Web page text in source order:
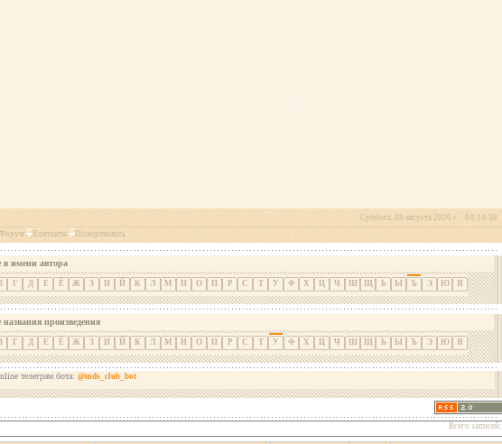
04:14:38
Суббота, 08 августа 2026 г.
Форум
Контакты Пожертвовать
в имени автора
Г Д Е Ё Ж З И Й К Л М Н О П Р С Т У Ф Х Ц Ч Ш Щ Ь Ы Ъ Э Ю Я
произведения
Г Д Е Ё Ж З И Й К Л М Н О П Р С Т У Ф Х Ц Ч Ш Щ Ь Ы Ъ Э Ю Я
телеграм бота: @mds_club_bot
Всего записей: